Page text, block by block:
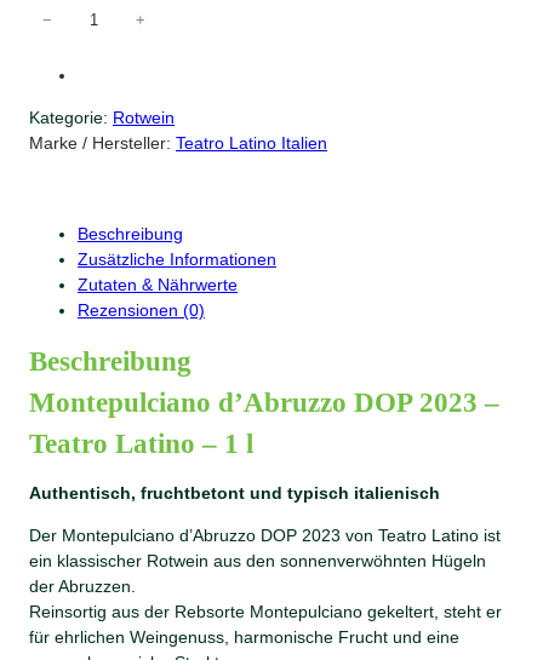
e
p
d
´
A
r
z
z
o
D
O
P
− +
Kategorie: Rotwein
Marke / Hersteller: Teatro Latino Italien
Beschreibung
Zusätzliche Informationen
Zutaten & Nährwerte
Rezensionen (0)
Beschreibung
Montepulciano d’Abruzzo DOP 2023 –
Teatro Latino – 1 l
Authentisch, fruchtbetont und typisch italienisch
Der Montepulciano d’Abruzzo DOP 2023 von Teatro Latino ist
ein klassischer Rotwein aus den sonnenverwöhnten Hügeln
der Abruzzen.
Reinsortig aus der Rebsorte Montepulciano gekeltert, steht er
für ehrlichen Weingenuss, harmonische Frucht und eine